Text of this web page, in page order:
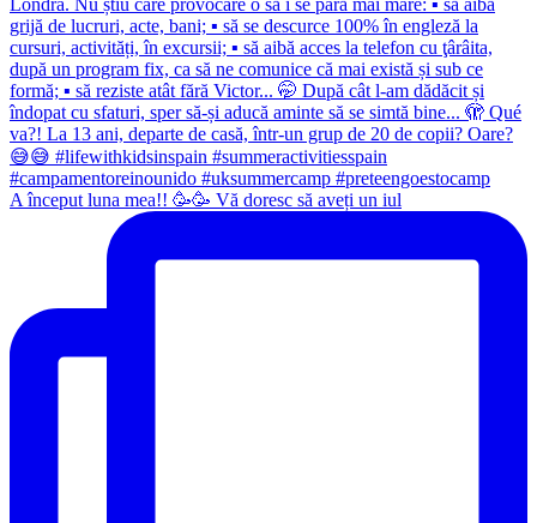
A început luna mea!! 🥳🥳 Vă doresc să aveți un iul